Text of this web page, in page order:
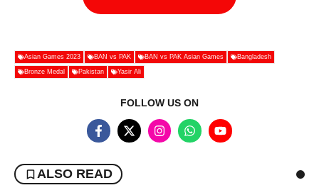
Asian Games 2023 BAN vs PAK BAN vs PAK Asian Games Bangladesh
Bronze Medal Pakistan Yasir Ali
FOLLOW US ON
ALSO READ